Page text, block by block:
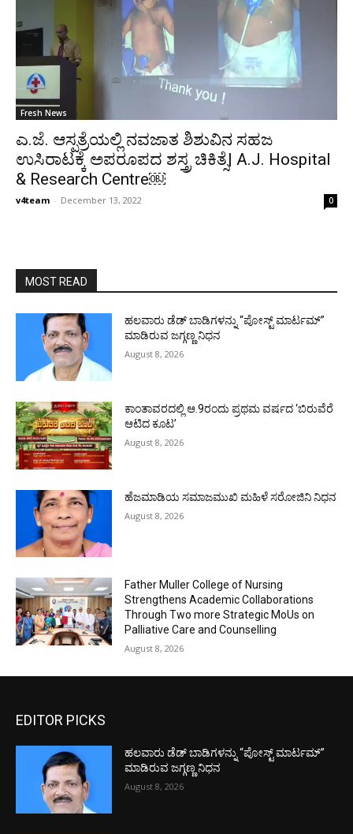
Fresh News
ಎ.ಜೆ. ಆಸ್ಪತ್ರೆಯಲ್ಲಿ ನವಜಾತ ಶಿಶುವಿನ ಸಹಜ
ಉಸಿರಾಟಕ್ಕೆ ಅಪರೂಪದ ಶಸ್ತ್ರ ಚಿಕಿತ್ಸೆ| A.J. Hospital
& Research Centre￼
v4team - December 13, 2022 0
MOST READ
ಹಲವಾರು ಡೆಡ್ ಬಾಡಿಗಳನ್ನು “ಪೋಸ್ಟ್ ಮಾರ್ಟಮ್”
ಮಾಡಿರುವ ಜಗ್ಗಣ್ಣ ನಿಧನ
August 8, 2026
ಕಾಂತಾವರದಲ್ಲಿ ಆ.9ರಂದು ಪ್ರಥಮ ವರ್ಷದ ‘ಬಿರುವೆರೆ
ಆಟಿದ ಕೂಟ’
August 8, 2026
ಹೆಜಮಾಡಿಯ ಸಮಾಜಮುಖಿ ಮಹಿಳೆ ಸರೋಜಿನಿ ನಿಧನ
August 8, 2026
Father Muller College of Nursing
Strengthens Academic Collaborations
Through Two more Strategic MoUs on
Palliative Care and Counselling
August 8, 2026
EDITOR PICKS
ಹಲವಾರು ಡೆಡ್ ಬಾಡಿಗಳನ್ನು “ಪೋಸ್ಟ್ ಮಾರ್ಟಮ್”
ಮಾಡಿರುವ ಜಗ್ಗಣ್ಣ ನಿಧನ
August 8, 2026